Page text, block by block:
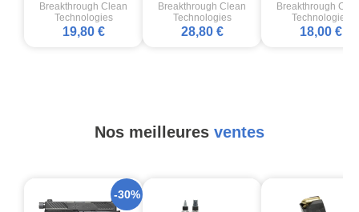
Breakthrough Clean
Technologies
19,80 €
Breakthrough Clean
Technologies
28,80 €
Breakthrough
Technologies
18,00 €
Nos meilleures ventes
-30%